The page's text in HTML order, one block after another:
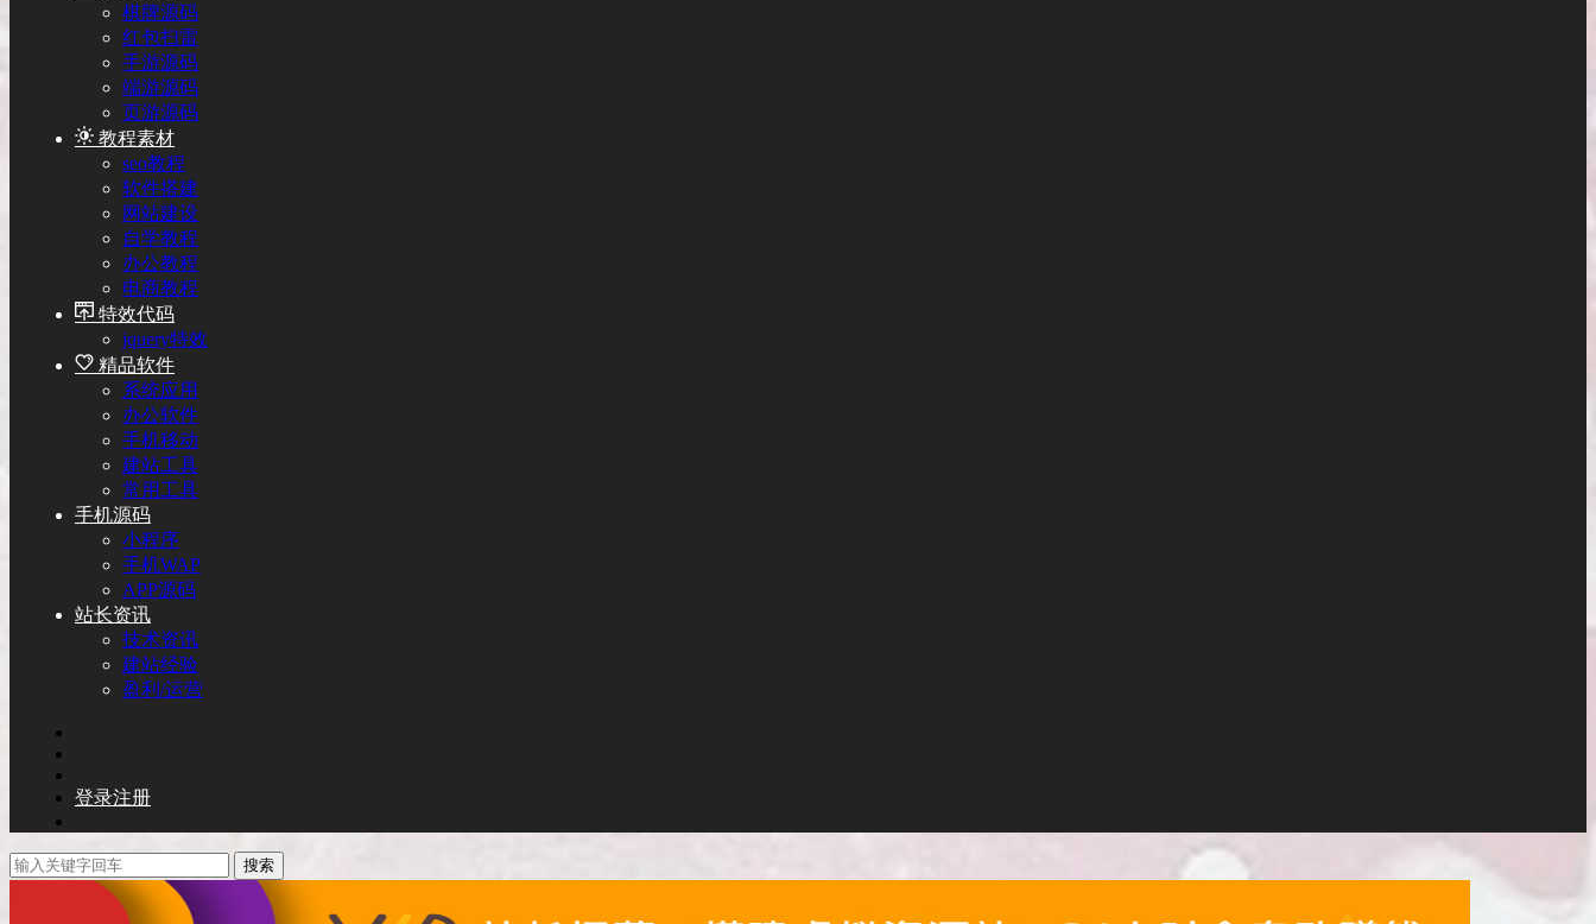
棋牌源码
红包扫雷
手游源码
端游源码
页游源码
教程素材
seo教程
软件搭建
网站建设
自学教程
办公教程
电商教程
特效代码
jquery特效
精品软件
系统应用
办公软件
手机移动
建站工具
常用工具
手机源码
小程序
手机WAP
APP源码
站长资讯
技术资讯
建站经验
盈利/运营
登录注册
搜索